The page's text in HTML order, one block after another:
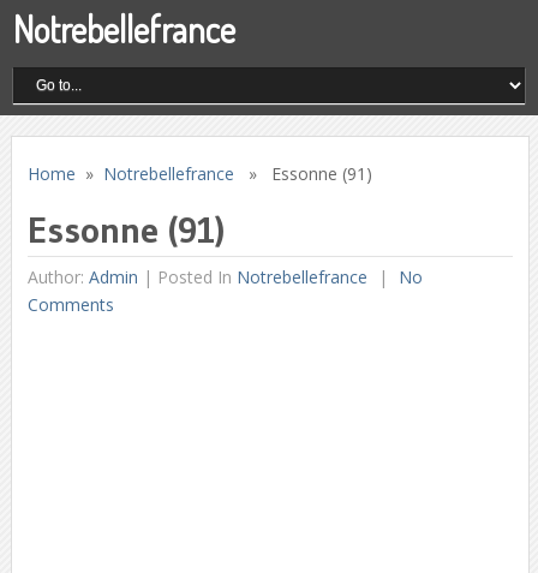
Notrebellefrance
Home » Notrebellefrance » Essonne (91)
Essonne (91)
Author: Admin | Posted In Notrebellefrance
No
Comments